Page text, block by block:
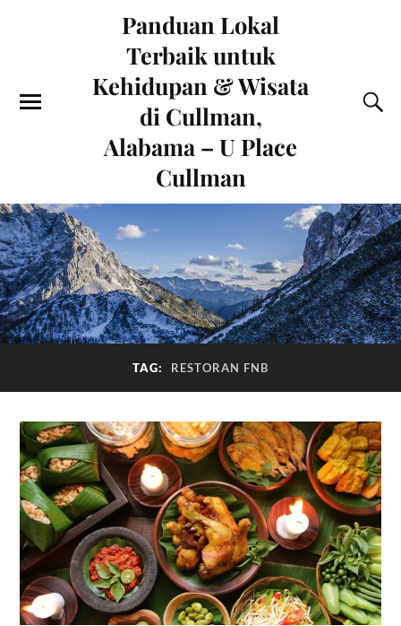
Panduan Lokal
Terbaik untuk
Kehidupan & Wisata
di Cullman,
Alabama – U Place
Cullman
TAG: RESTORAN FNB